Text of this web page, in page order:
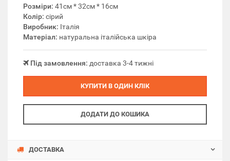
Розміри: 41см * 32см * 16см
Колір: сірий
Виробник: Італія
Матеріал: натуральна італійська шкіра
Під замовлення: доставка 3-4 тижні
КУПИТИ В ОДИН КЛІК
ДОДАТИ ДО КОШИКА
ДОСТАВКА